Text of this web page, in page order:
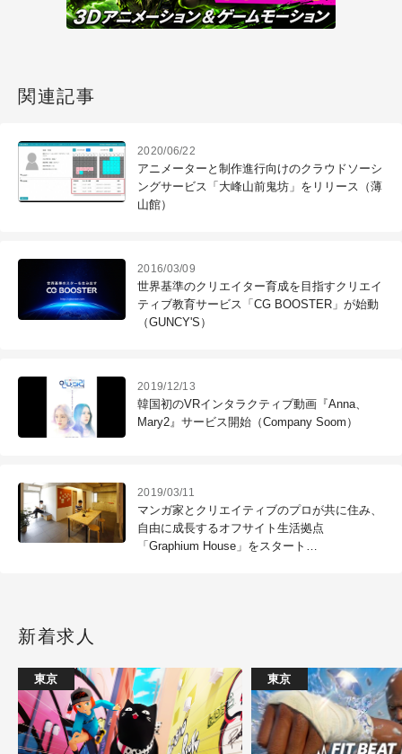
関連記事
2020/06/22
アニメーターと制作進行向けのクラウドソーシ
ングサービス「大峰山前鬼坊」をリリース（薄
山館）
2016/03/09
世界基準のクリエイター育成を目指すクリエイ
ティブ教育サービス「CG BOOSTER」が始動
（GUNCY'S）
2019/12/13
韓国初のVRインタラクティブ動画『Anna、
Mary2』サービス開始（Company Soom）
2019/03/11
マンガ家とクリエイティブのプロが共に住み、
自由に成長するオフサイト生活拠点
「Graphium House」をスタート
新着求人
東京 東京